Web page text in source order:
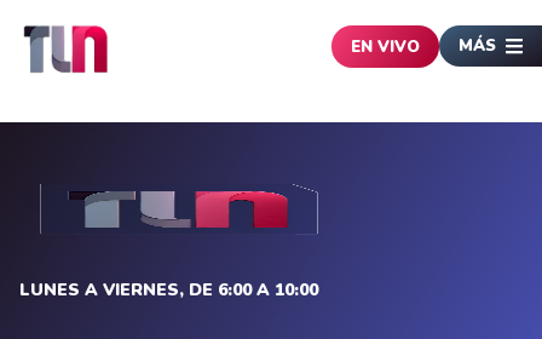
EN VIVO MÁS
LUNES A VIERNES, DE 6:00 A 10:00